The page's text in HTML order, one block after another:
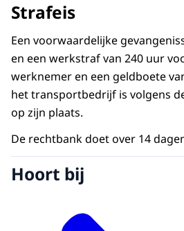
Strafeis
Een voorwaardelijke
en een werkstraf van 240 uur
werknemer en een geldboete
het transportbedrijf is volgens
op zijn plaats.
De rechtbank doet over 14
Hoort bij